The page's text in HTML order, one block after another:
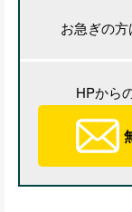
お急ぎの
HPから